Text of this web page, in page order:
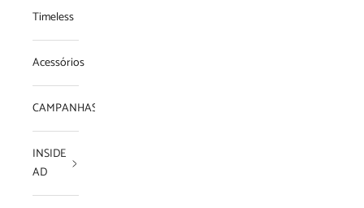
Timeless
Acessórios
CAMPANHAS
INSIDE
AD